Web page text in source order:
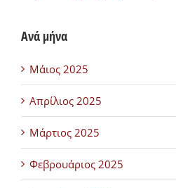
Ανά μήνα
Μάιος 2025
Απρίλιος 2025
Μάρτιος 2025
Φεβρουάριος 2025